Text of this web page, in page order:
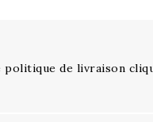
de livraison